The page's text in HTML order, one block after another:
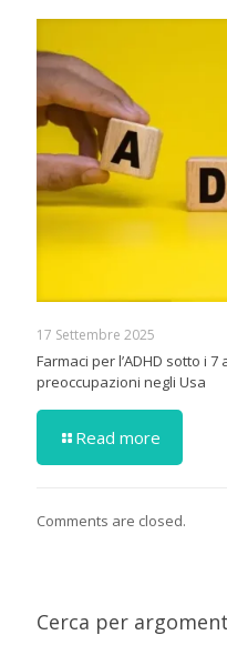
17 Settembre 2025
Farmaci per l’ADHD sotto i
preoccupazioni negli Usa
Read more
Comments are closed.
Cerca per